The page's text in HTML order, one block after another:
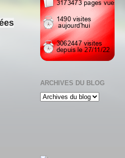
ARCHIVES DU BLOG